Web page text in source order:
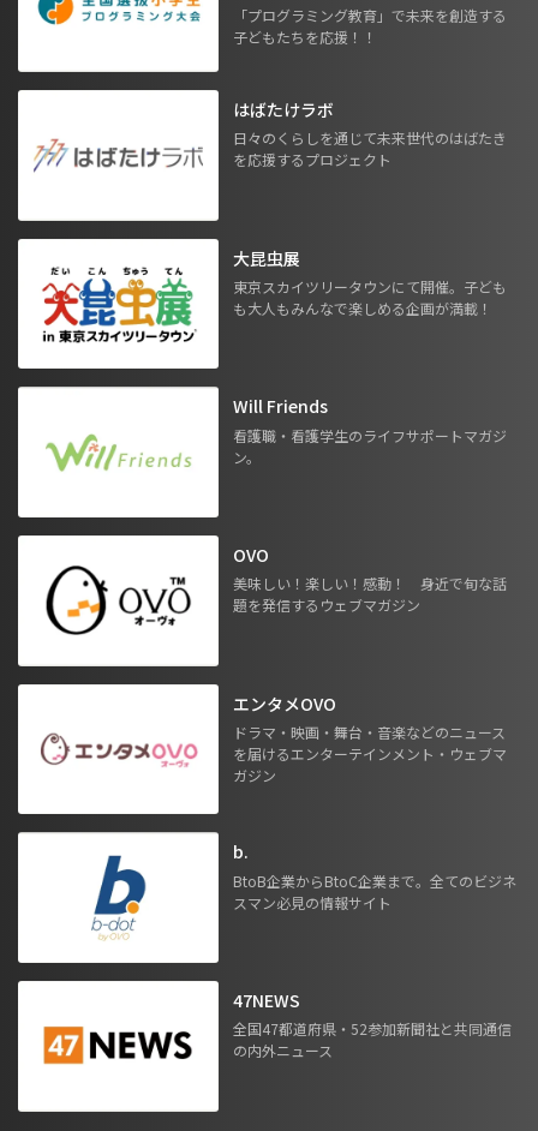
「プログラミング教育」で未来を創造する
子どもたちを応援！！
はばたけラボ
日々のくらしを通じて未来世代のはばたき
を応援するプロジェクト
大昆虫展
東京スカイツリータウンにて開催。子ども
も大人もみんなで楽しめる企画が満載！
Will Friends
看護職・看護学生のライフサポートマガジ
ン。
OVO
美味しい！楽しい！感動！ 身近で旬な話
題を発信するウェブマガジン
エンタメOVO
ドラマ・映画・舞台・音楽などのニュース
を届けるエンターテインメント・ウェブマ
ガジン
b.
BtoB企業からBtoC企業まで。全てのビジネ
スマン必見の情報サイト
47NEWS
全国47都道府県・52参加新聞社と共同通信
の内外ニュース